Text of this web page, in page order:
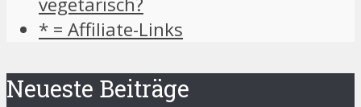
* = Affiliate-Links
Neueste Beiträge